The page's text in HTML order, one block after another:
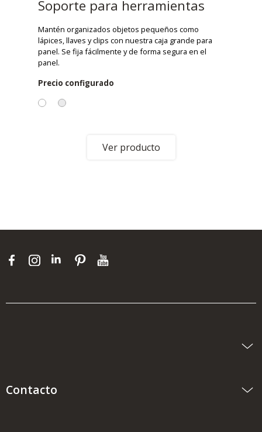
Soporte para herramientas
Mantén organizados objetos pequeños como
lápices, llaves y clips con nuestra caja grande para
panel. Se fija fácilmente y de forma segura en el
panel.
Precio configurado
Ver producto
Contacto